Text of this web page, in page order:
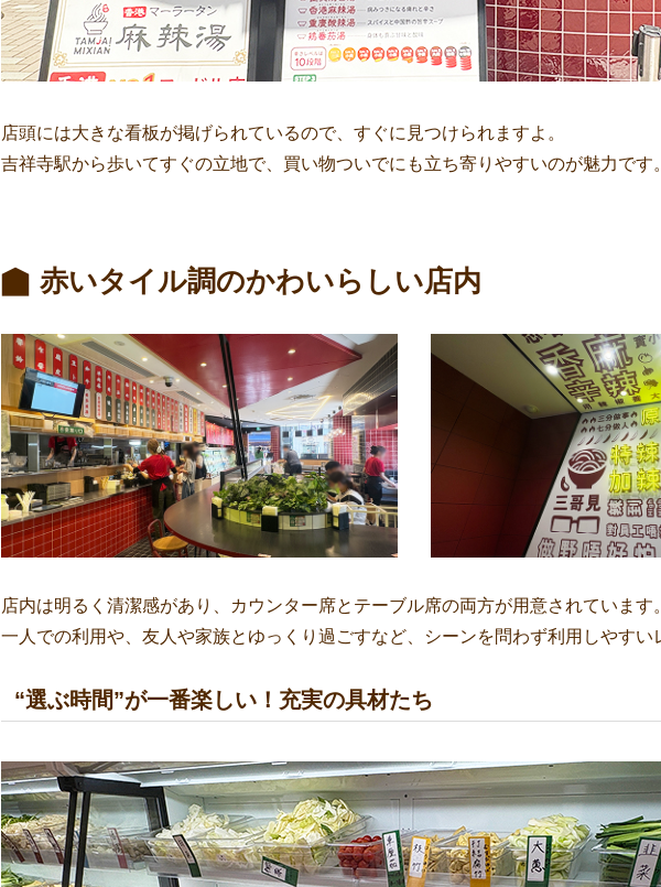
店頭には大きな看板が掲げられているので、すぐに見つけられますよ。
吉祥寺駅から歩いてすぐの立地で、買い物ついでにも立ち寄りやすいのが魅力です
赤いタイル調のかわいらしい店内
店内は明るく清潔感があり、カウンター席とテーブル席の両方が用意されています
一人での利用や、友人や家族とゆっくり過ごすなど、シーンを問わず利用しやすい
“選ぶ時間”が一番楽しい！充実の具材たち